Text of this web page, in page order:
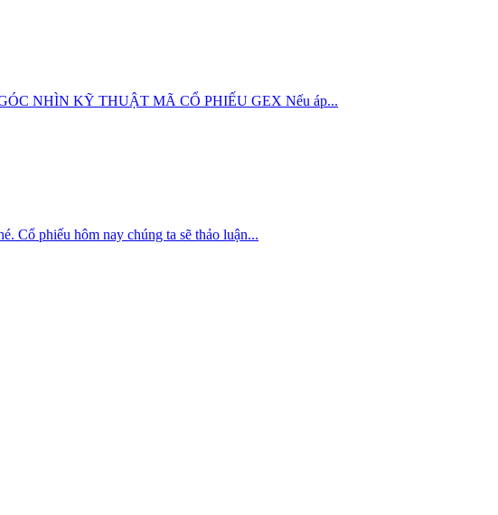
GÓC NHÌN KỸ THUẬT MÃ CỔ PHIẾU GEX Nếu áp...
Cổ phiếu hôm nay chúng ta sẽ thảo luận...